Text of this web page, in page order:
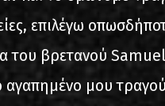
επιλέγω
του βρετανού
μου